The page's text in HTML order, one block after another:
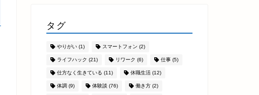
タグ
やりがい(1) スマートフォン (2)
ライフハック (21) リワーク (6) 仕事(5)
仕方なく生きている (11) 休職生活(12)
体調 (9) 体験談 (76) 働き方(2)